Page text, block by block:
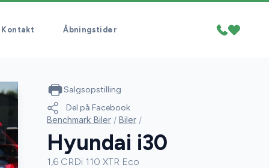
Kontakt Åbningstider
Salgsopstilling
Del på Facebook
Benchmark Biler / Biler /
Hyundai i30
1,6 CRDi 110 XTR Eco